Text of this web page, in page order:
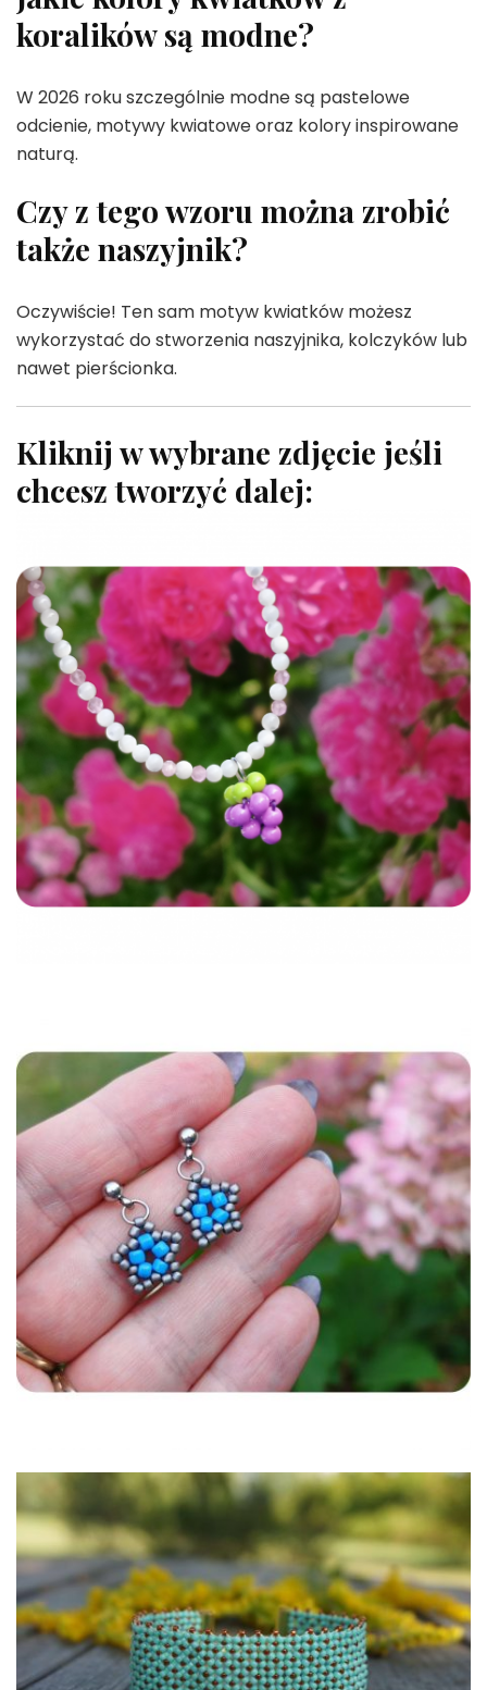
koralików są modne?
W 2026 roku szczególnie modne są pastelowe
odcienie, motywy kwiatowe oraz kolory inspirowane
naturą.
Czy z tego wzoru można zrobić
także naszyjnik?
Oczywiście! Ten sam motyw kwiatków możesz
wykorzystać do stworzenia naszyjnika, kolczyków lub
nawet pierścionka.
Kliknij w wybrane zdjęcie jeśli
chcesz tworzyć dalej: